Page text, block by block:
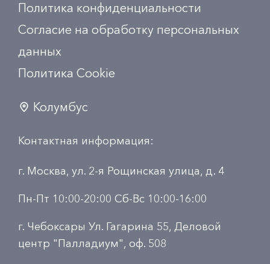
Политика конфиденциальности
Согласие на обработку персональных
данных
Политика Сookie
Колумбус
Контактная информация:
г. Москва, ул. 2-я Рощинская улица, д. 4
Пн-Пт 10:00-20:00 Сб-Вс 10:00-16:00
г. Чебоксары Ул. Гагарина 55, Деловой
центр "Палладиум", оф. 508